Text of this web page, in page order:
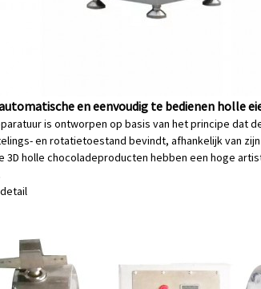
en eenvoudig te bedienen holle
is ontworpen op basis van het principe dat
en rotatietoestand bevindt, afhankelijk van
3D holle chocoladeproducten hebben een hoge
detail